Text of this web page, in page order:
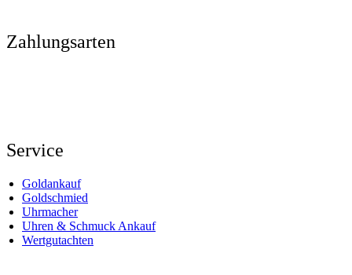
Zahlungsarten
Service
Goldankauf
Goldschmied
Uhrmacher
Uhren & Schmuck Ankauf
Wertgutachten